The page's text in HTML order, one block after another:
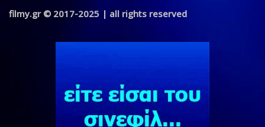
filmy.gr © 2017-2025 | all rights reserved